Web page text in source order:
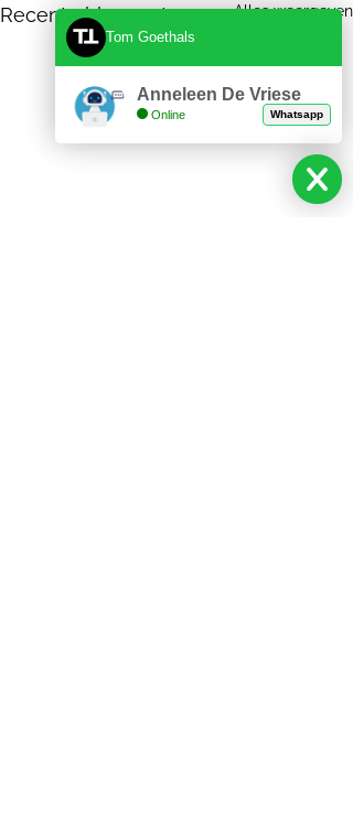
Recente blogposts Alles weergeven
Tom Goethals
Anneleen De Vriese
Online Whatsapp